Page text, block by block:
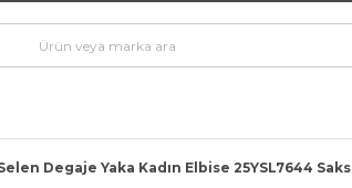
Degaje Yaka Kadın Elbise 25YSL7644 Saks